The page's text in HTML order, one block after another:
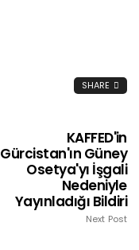
SHARE
KAFFED'in
Gürcistan'ın Güney
Osetya'yı İşgali
Nedeniyle
Yayınladığı Bildiri
Next Post